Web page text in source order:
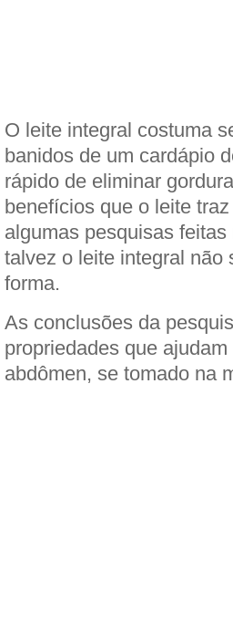
O leite integral costuma
banidos de um cardápio
rápido de eliminar
benefícios que o leite
algumas pesquisas
talvez o leite integral não
forma.
As conclusões da
propriedades que
abdômen, se tomado na